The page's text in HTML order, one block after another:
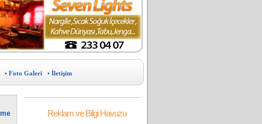
• Foto Galeri • İletişim
Reklam ve Bilgi Havuzu